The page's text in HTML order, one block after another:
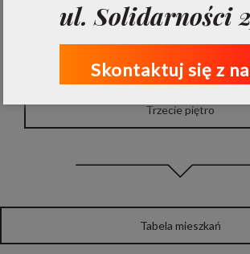
Trzecie piętro
Tabela mieszkań
ul. Solidarności
Skontaktuj się z